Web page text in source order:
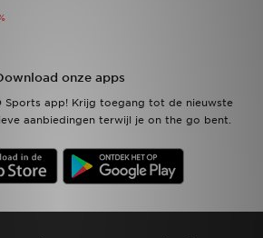
onze apps
Sports app! Krijg toegang tot de nieuwste
aanbiedingen terwijl je on the go bent.